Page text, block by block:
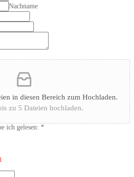
Nachname
in diesen Bereich zum Hochladen.
zu 5 Dateien hochladen.
ich gelesen: *